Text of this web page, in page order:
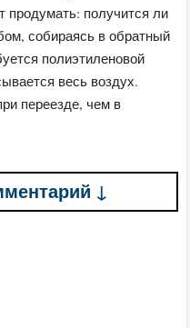
продумать: получится ли
собираясь в обратный
полиэтиленовой
весь воздух.
переезде, чем в
↓